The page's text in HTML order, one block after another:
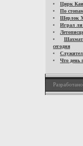
Цирк
По
Шерлок
Играл
сегодня
Что день